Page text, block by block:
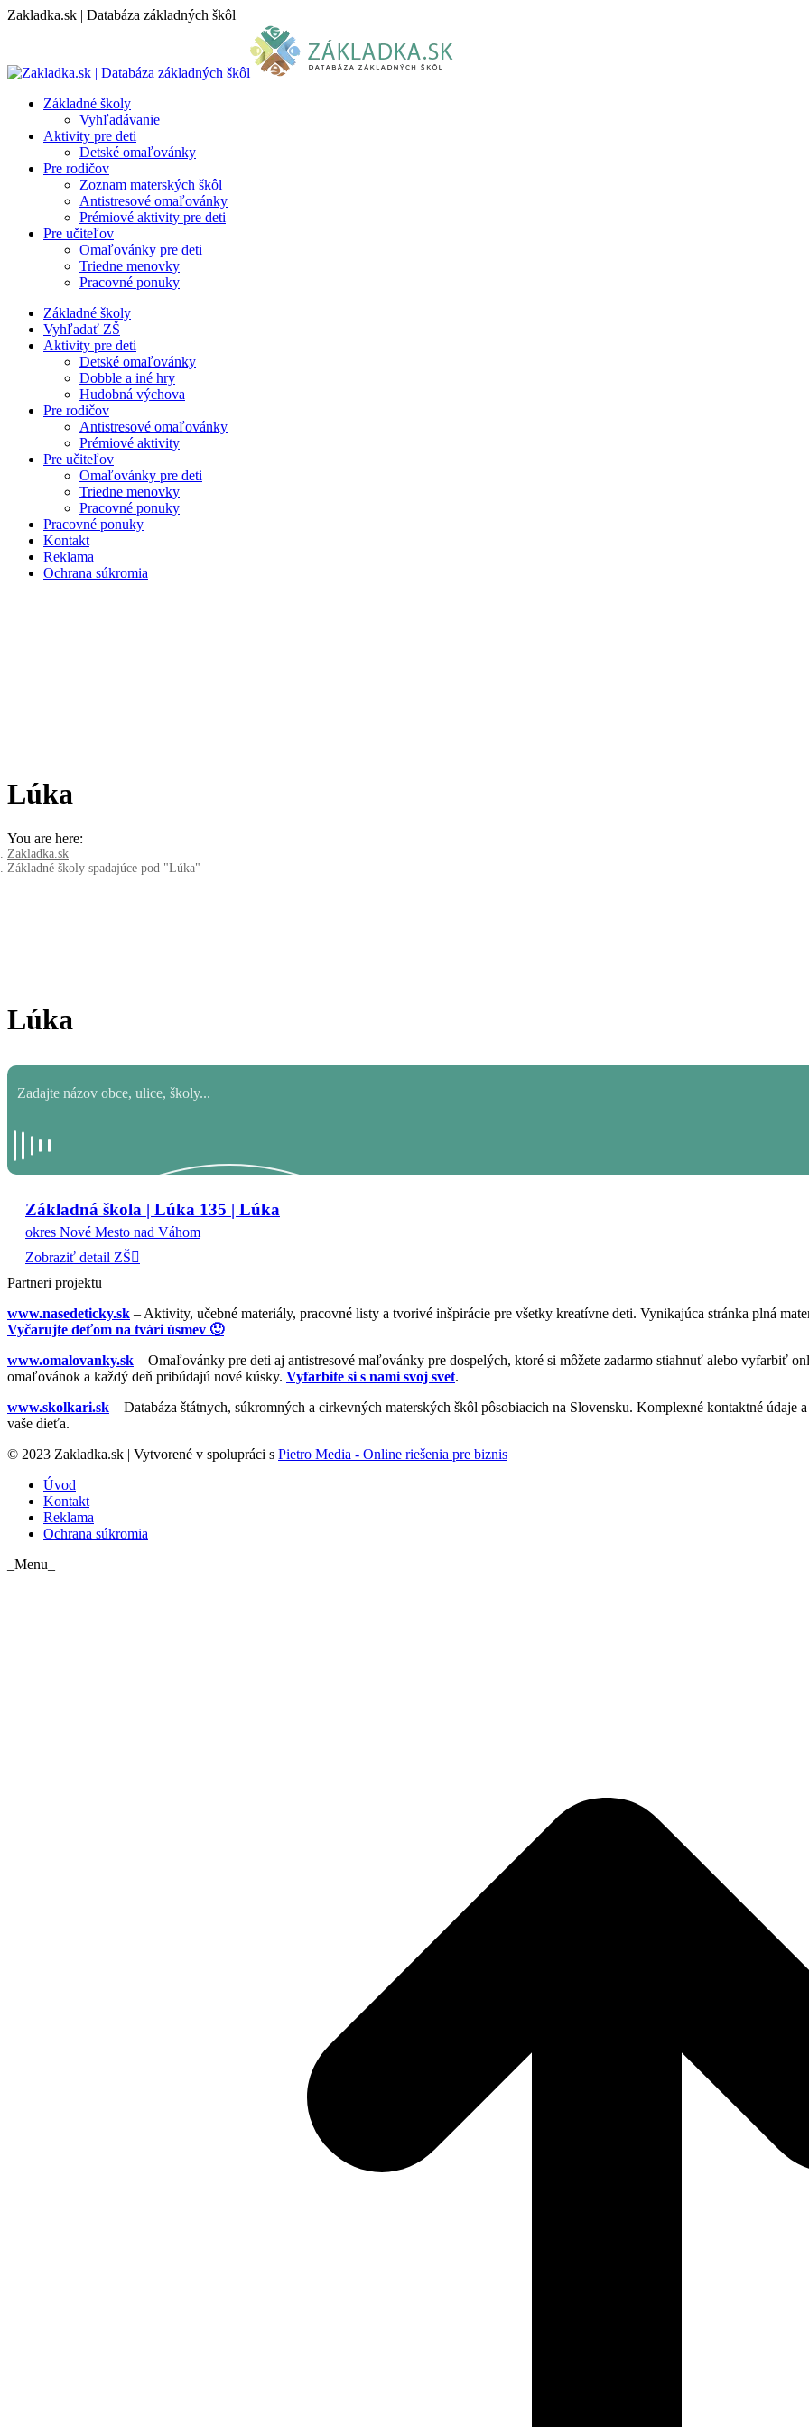
Skip
Zakladka.sk | Databáza základných škôl
Základné školy
Vyhľadávanie
Aktivity pre deti
Detské omaľovánky
Pre rodičov
Zoznam materských škôl
Antistresové omaľovánky
Prémiové aktivity pre deti
Pre učiteľov
Omaľovánky pre deti
Triedne menovky
Pracovné ponuky
Základné školy
Vyhľadať ZŠ
Aktivity pre deti
Detské omaľovánky
Dobble a iné hry
Hudobná výchova
Pre rodičov
Antistresové omaľovánky
Prémiové aktivity
Pre učiteľov
Omaľovánky pre deti
Triedne menovky
Pracovné ponuky
Pracovné ponuky
Kontakt
Reklama
Ochrana súkromia
Lúka
You are here:
Zakladka.sk
Základné školy spadajúce pod "Lúka"
Lúka
Základná škola | Lúka 135 | Lúka
okres Nové Mesto nad Váhom
Zobraziť detail ZŠ
Partneri projektu
www.nasedeticky.sk – Aktivity, učebné materiály, pracovné listy a tvorivé inšpirácie pre všetky kreatívne deti. Vynikajúca stránka plná
Vyčarujte deťom na tvári úsmev 🙂
www.omalovanky.sk – Omaľovánky pre deti aj antistresové maľovánky pre dospelých, ktoré si môžete zadarmo stiahnuť alebo vyfarbiť
omaľovánok a každý deň pribúdajú nové kúsky. Vyfarbite si s nami svoj svet.
www.skolkari.sk – Databáza štátnych, súkromných a cirkevných materských škôl pôsobiacich na Slovensku. Komplexné kontaktné
vaše dieťa.
© 2023 Zakladka.sk | Vytvorené v spolupráci s Pietro Media - Online riešenia pre biznis
Úvod
Kontakt
Reklama
Ochrana súkromia
_Menu_